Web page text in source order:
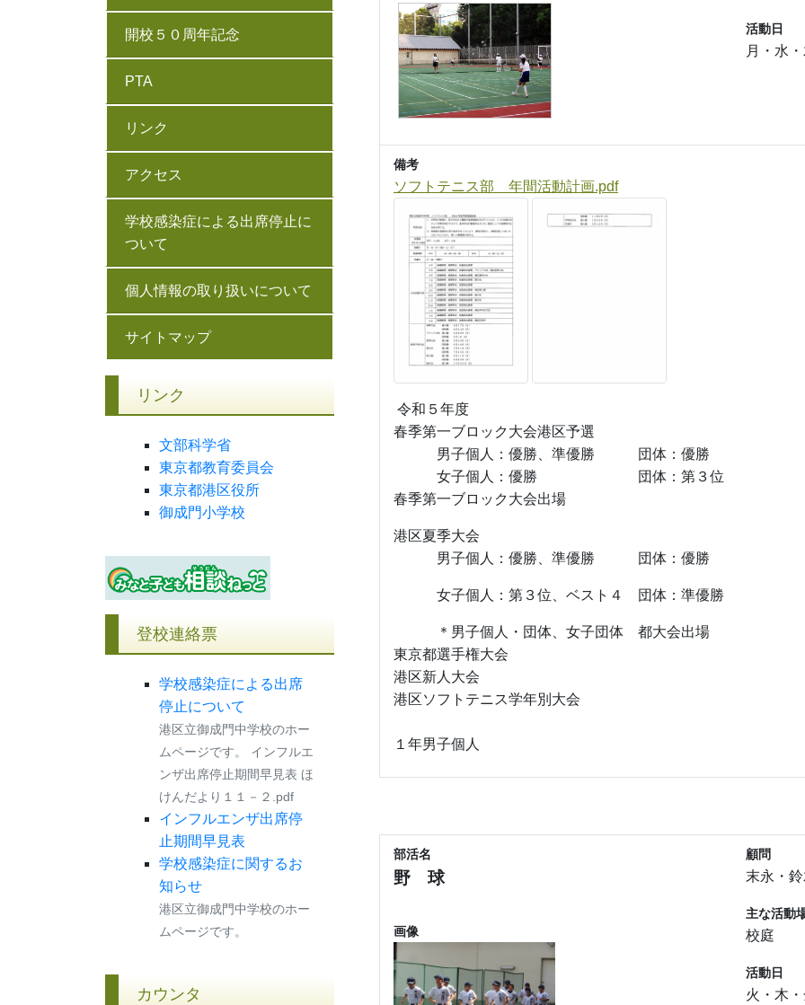
開校５０周年記念
PTA
リンク
アクセス
学校感染症による出席停止に
ついて
個人情報の取り扱いについて
サイトマップ
リンク
文部科学省
東京都教育委員会
東京都港区役所
御成門小学校
登校連絡票
学校感染症による出席
停止について
港区立御成門中学校のホー
ムページです。 インフルエ
ンザ出席停止期間早見表 ほ
けんだより１１－２.pdf
インフルエンザ出席停
止期間早見表
学校感染症に関するお
知らせ
港区立御成門中学校のホー
ムページです。
カウンタ
活動日
月・水
備考
ソフトテニス部 年間活動計画.pdf
令和５年度
春季第一ブロック大会港区予選
男子個人：優勝、準優勝 団体：優勝
女子個人：優勝 団体：第３位
春季第一ブロック大
港区夏季大会
男子個人： 優勝、準優勝 団体：優勝
女子個人：第３位、ベスト４ 団体：準優勝
＊男子個人・団体、女子団体 都大会出
東京都選手権大会
港区新人大会
港区ソフトテニス学年別大会
１年男子個人
部活名
野 球
画像
顧問
末永・
主な活動
校庭
活動日
火・木